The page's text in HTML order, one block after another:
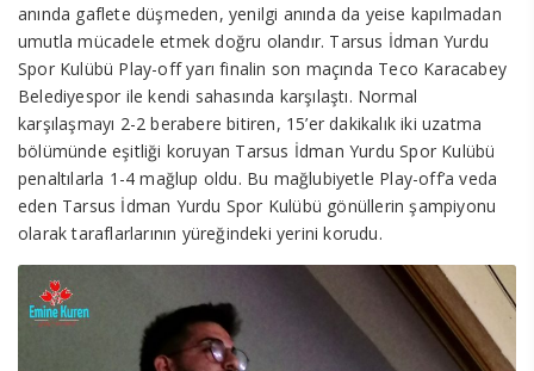
anında gaflete düşmeden, yenilgi anında da yeise kapılmadan
umutla mücadele etmek doğru olandır. Tarsus İdman Yurdu
Spor Kulübü Play-off yarı finalin son maçında Teco Karacabey
Belediyespor ile kendi sahasında karşılaştı. Normal
karşılaşmayı 2-2 berabere bitiren, 15’er dakikalık iki uzatma
bölümünde eşitliği koruyan Tarsus İdman Yurdu Spor Kulübü
penaltılarla 1-4 mağlup oldu. Bu mağlubiyetle Play-off’a veda
eden Tarsus İdman Yurdu Spor Kulübü gönüllerin şampiyonu
olarak taraflarlarının yüreğindeki yerini korudu.